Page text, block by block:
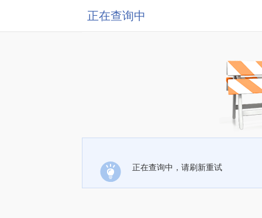
正在查询中
正在查询中，请刷新重试